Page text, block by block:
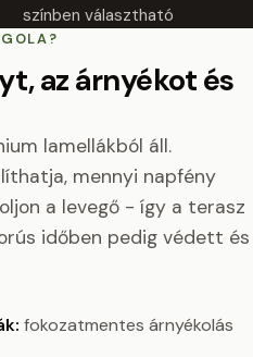
színben választható
az árnyékot és
lamellákból áll.
mennyi napfény
a levegő - így a terasz
időben pedig védett és
fokozatmentes árnyékolás